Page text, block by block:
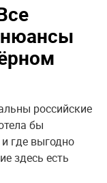
российские
бы
где выгодно
здесь есть